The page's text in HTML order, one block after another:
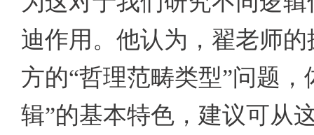
迪作用。他认为，翟老师
方的“哲理范畴类型”问题
辑”的基本特色，建议可从